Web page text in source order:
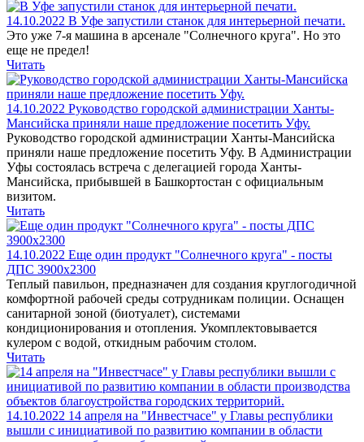
14.10.2022 В Уфе запустили станок для интерьерной печати.
Это уже 7-я машина в арсенале "Солнечного круга". Но это
еще не предел!
Читать
14.10.2022 Руководство городской администрации Ханты-
Мансийска приняли наше предложение посетить Уфу.
Руководство городской администрации Ханты-Мансийска
приняли наше предложение посетить Уфу. В Администрации
Уфы состоялась встреча с делегацией города Ханты-
Мансийска, прибывшей в Башкортостан с официальным
визитом.
Читать
14.10.2022 Еще один продукт "Солнечного круга" - посты
ДПС 3900х2300
Теплый павильон, предназначен для создания круглогодичной
комфортной рабочей среды сотрудникам полиции. Оснащен
санитарной зоной (биотуалет), системами
кондиционирования и отопления. Укомплектовывается
кулером с водой, откидным рабочим столом.
Читать
14.10.2022 14 апреля на "Инвестчасе" у Главы республики
вышли с инициативой по развитию компании в области